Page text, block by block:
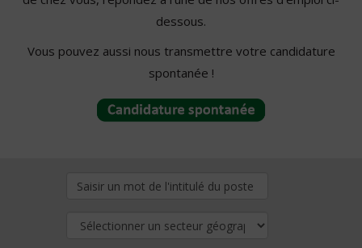
dessous.
Vous pouvez aussi nous transmettre votre candidature
spontanée !